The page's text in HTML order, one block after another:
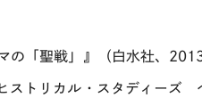
の「聖戦」』（白水社、
ストリカル・スタディーズ